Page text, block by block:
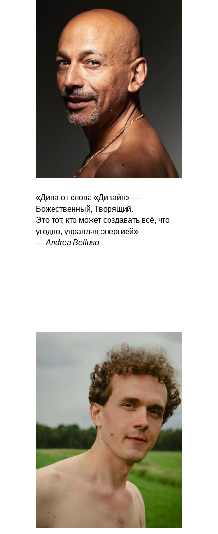
«Дива от слова «Дивайн» —
Божественный, Творящий.
Это тот, кто может создавать всё, что
угодно, управляя энергией»
— Andrea Belluso